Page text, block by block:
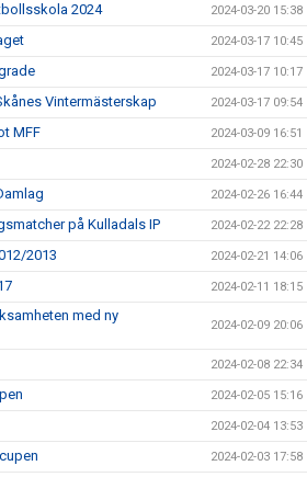
2024 2024-03-20 15:38
2024-03-17 10:45
2024-03-17 10:17
Vintermästerskap 2024-03-17 09:54
MFF 2024-03-09 16:51
2024-02-28 22:30
2024-02-26 16:44
på Kulladals IP 2024-02-22 22:28
2013 2024-02-21 14:06
2024-02-11 18:15
med ny
2024-02-09 20:06
2024-02-08 22:34
2024-02-05 15:16
2024-02-04 13:53
2024-02-03 17:58